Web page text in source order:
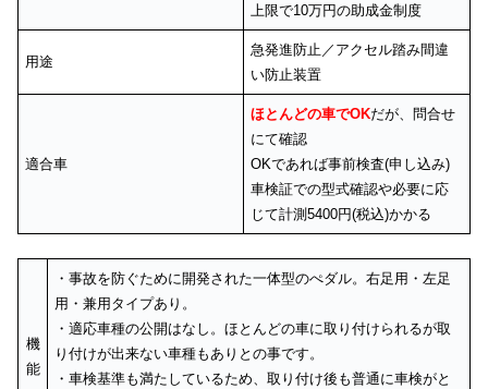
上限で10万円の助成金制度
用途
急発進防止／アクセル踏み間違
い防止装置
適合車
ほとんどの車でOKだが、問合せ
にて確認
OKであれば事前検査(申し込み)
車検証での型式確認や必要に応
じて計測5400円(税込)かかる
機
能
・事故を防ぐために開発された一体型のぺダル。右足用・左足
用・兼用タイプあり。
・適応車種の公開はなし。ほとんどの車に取り付けられるが取
り付けが出来ない車種もありとの事です。
・車検基準も満たしているため、取り付け後も普通に車検がと